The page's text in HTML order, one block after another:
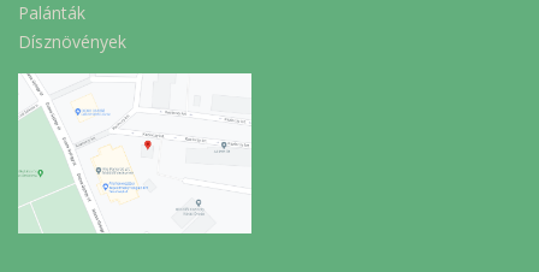
Palánták
Dísznövények